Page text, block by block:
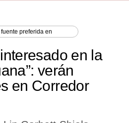
preferida en
en la
verán
en Corredor